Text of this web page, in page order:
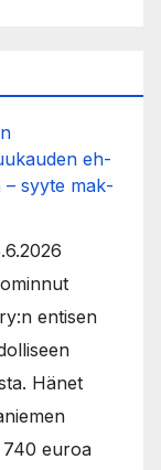
eh­
– syyte mak­
entisen
Hänet
euroa